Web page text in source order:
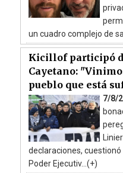
un cuadro complejo de
Kicillof participó
Cayetano:
pueblo que está
7/8/
declaraciones,
Poder Ejecutiv...(+)